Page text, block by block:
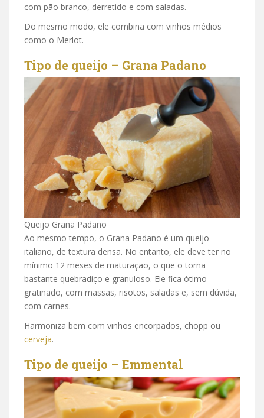
com pão branco, derretido e com saladas.
Do mesmo modo, ele combina com vinhos médios
como o Merlot.
Tipo de queijo – Grana Padano
Queijo Grana Padano
Ao mesmo tempo, o Grana Padano é um queijo
italiano, de textura densa. No entanto, ele deve ter no
mínimo 12 meses de maturação, o que o torna
bastante quebradiço e granuloso. Ele fica ótimo
gratinado, com massas, risotos, saladas e, sem dúvida,
com carnes.
Harmoniza bem com vinhos encorpados, chopp ou
cerveja.
Tipo de queijo – Emmental